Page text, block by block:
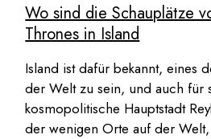
Wo sind die Schauplätze
Thrones in Island
Island ist dafür bekannt, eines
der Welt zu sein, und auch für
kosmopolitische Hauptstadt
der wenigen Orte auf der